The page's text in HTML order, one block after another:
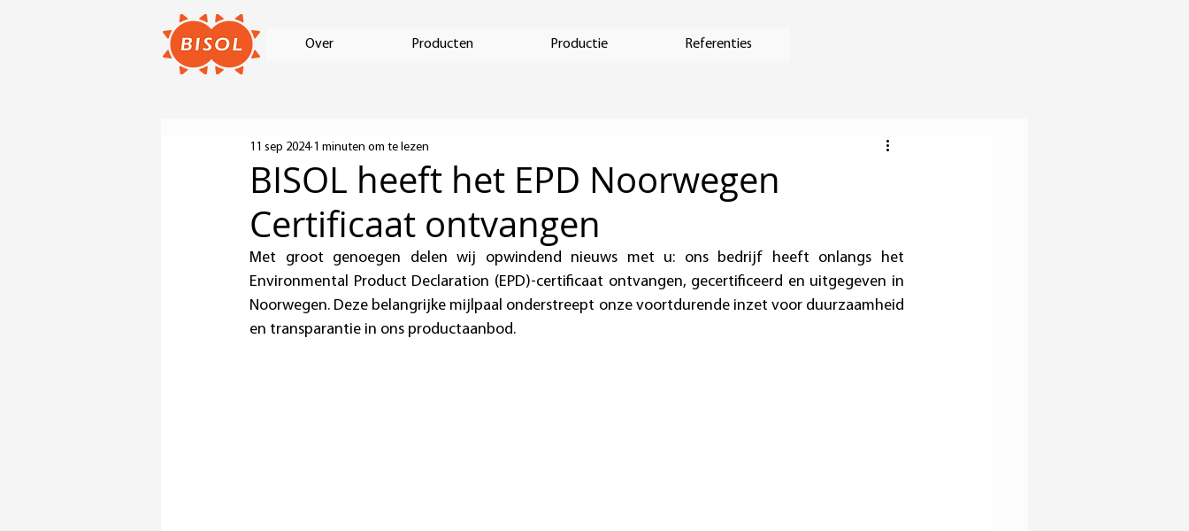
Over Producten Productie Referenties
BISOL heeft het EPD Noorwegen
Certificaat ontvangen
11 sep 2024 1 minuten om te lezen
Met groot genoegen delen wij opwindend nieuws met u: ons bedrijf heeft onlangs het
Environmental Product Declaration (EPD)-certificaat ontvangen, gecertificeerd en uitgegeven in
Noorwegen. Deze belangrijke mijlpaal onderstreept onze voortdurende inzet voor duurzaamheid
en transparantie in ons productaanbod.